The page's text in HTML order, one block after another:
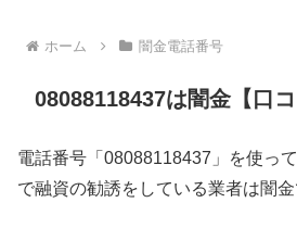
ホーム 闇金電話番号
08088118437は闇金【口コ
電話番号「08088118437」を使っ
で融資の勧誘をしている業者は闇金